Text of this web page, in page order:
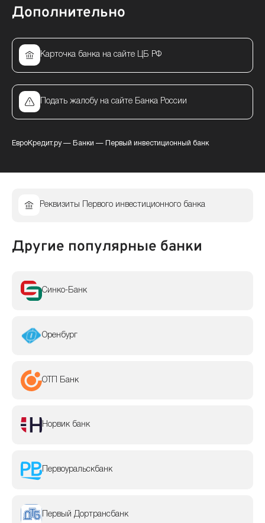
Дополнительно
Карточка банка на сайте ЦБ РФ
Подать жалобу на сайте Банка России
ЕвроКредит.ру— Банки — Первый инвестиционный банк
Реквизиты Первого инвестиционного банка
Другие популярные банки
Синко-Банк
Оренбург
ОТП Банк
Норвик банк
Первоуральскбанк
Первый Дортрансбанк